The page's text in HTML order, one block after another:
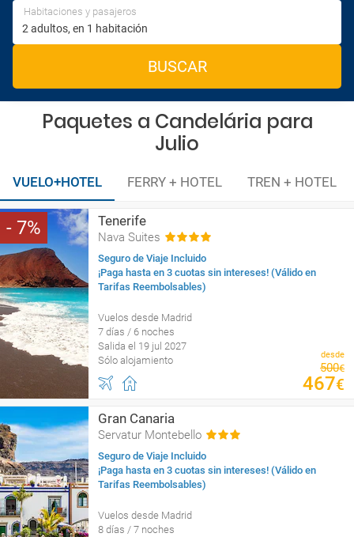
Habitaciones y pasajeros
BUSCAR
Paquetes a Candelária para
Julio
VUELO+HOTEL FERRY + HOTEL TREN + HOTEL
7 Tenerife
Nava Suites
Seguro de Viaje Incluido
¡Paga hasta en 3 cuotas sin intereses! (Válido en
Tarifas Reembolsables)
Vuelos desde Madrid
7 días / 6 noches
Salida el 19 jul 2027
Sólo alojamiento
desde
500€
467€
Gran Canaria
Servatur Montebello
Seguro de Viaje Incluido
¡Paga hasta en 3 cuotas sin intereses! (Válido en
Tarifas Reembolsables)
Vuelos desde Madrid
8 días / 7 noches